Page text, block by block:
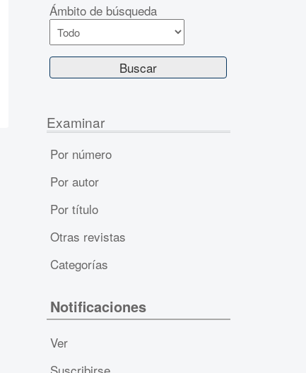
Ámbito de búsqueda
Examinar
Por número
Por autor
Por título
Otras revistas
Categorías
Notificaciones
Ver